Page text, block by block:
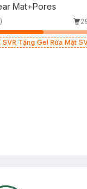
Mat+Pores
Tặng Gel Rửa Mặt